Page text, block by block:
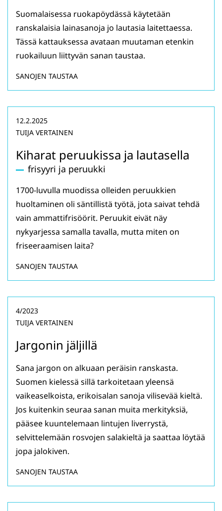
Suomalaisessa ruokapöydässä käytetään
ranskalaisia lainasanoja jo lautasia laitettaessa.
Tässä kattauksessa avataan muutaman etenkin
ruokailuun liittyvän sanan taustaa.
SANOJEN TAUSTAA
Kiharat peruukissa ja lautasella
frisyyri ja peruukki
12.2.2025
TUIJA VERTAINEN
1700-luvulla muodissa olleiden peruukkien
huoltaminen oli säntillistä työtä, jota saivat tehdä
vain ammattifrisöörit. Peruukit eivät näy
nykyarjessa samalla tavalla, mutta miten on
friseeraamisen laita?
SANOJEN TAUSTAA
Jargonin jäljillä
4/2023
TUIJA VERTAINEN
Sana jargon on alkuaan peräisin ranskasta.
Suomen kielessä sillä tarkoitetaan yleensä
vaikeaselkoista, erikoisalan sanoja vilisevää kieltä.
Jos kuitenkin seuraa sanan muita merkityksiä,
pääsee kuuntelemaan lintujen liverrystä,
selvittelemään rosvojen salakieltä ja saattaa löytää
jopa jalokiven.
SANOJEN TAUSTAA